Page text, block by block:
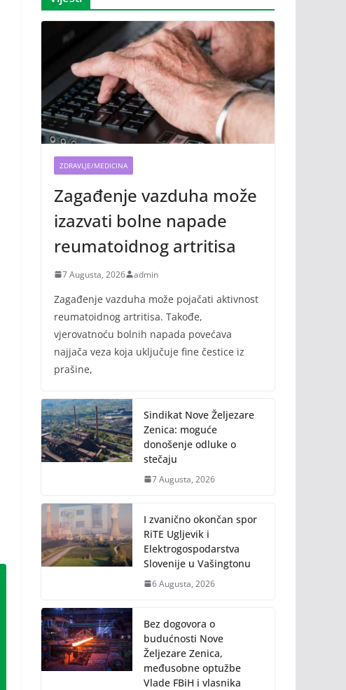
ZDRAVLJE/MEDICINA
Zagađenje vazduha može
izazvati bolne napade
reumatoidnog artritisa
7 Augusta, 2026 admin
Zagađenje vazduha može pojačati aktivnost
reumatoidnog artritisa. Takođe,
vjerovatnoću bolnih napada povećava
najjača veza koja uključuje fine čestice iz
prašine,
Sindikat Nove Željezare
Zenica: moguće
donošenje odluke o
stečaju
7 Augusta, 2026
I zvanično okončan spor
RiTE Ugljevik i
Elektrogospodarstva
Slovenije u Vašingtonu
6 Augusta, 2026
Bez dogovora o
budućnosti Nove
Željezare Zenica,
međusobne optužbe
Vlade FBiH i vlasnika